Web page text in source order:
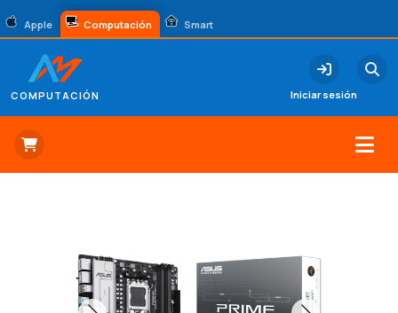
Apple Computación Smart
COMPUTACIÓN Iniciar sesión